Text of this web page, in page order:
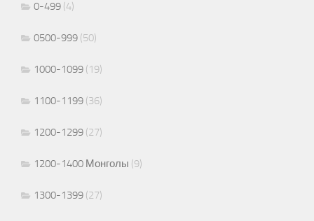
0-499 (4)
0500-999 (50)
1000-1099 (19)
1100-1199 (36)
1200-1299 (27)
1200-1400 Монголы (9)
1300-1399 (27)